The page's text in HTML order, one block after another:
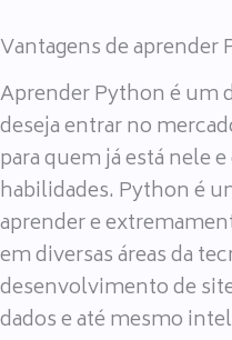
Vantagens de aprender
Aprender Python é um
deseja entrar no
para quem já está nele
habilidades. Python é
aprender e
em diversas áreas da
desenvolvimento de
dados e até mesmo